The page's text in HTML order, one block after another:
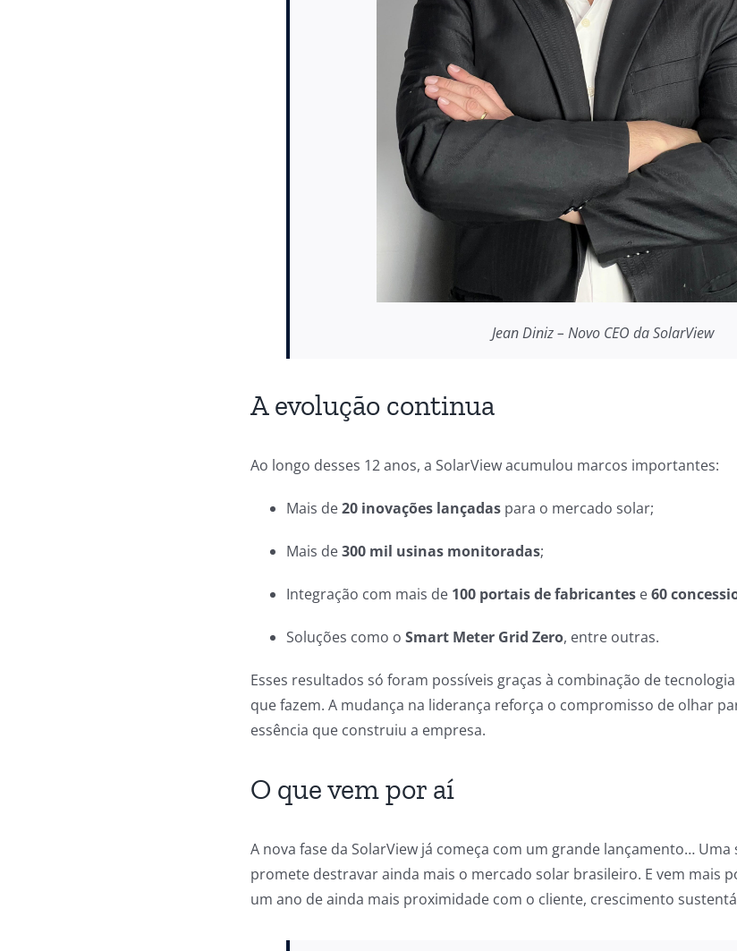
Jean Diniz – Novo CEO da SolarView
A evolução continua
Ao longo desses 12 anos, a SolarView acumulou marcos importantes:
Mais de20 inovações lançadaspara o mercado solar;
Mais de300 mil usinas monitoradas;
Integração com mais de 100 portais de fabricantese60
Soluções como o Smart Meter Grid Zero, entre outras.
Esses resultados só foram possíveis graças à combinação de
que fazem. A mudança na liderança reforça o compromisso de olhar
essência que construiu a empresa.
O que vem por aí
A nova fase da SolarView já começa com um grande lançamento…
promete destravar ainda mais o mercado solar brasileiro. E vem mais
um ano de ainda mais proximidade com o cliente, crescimento